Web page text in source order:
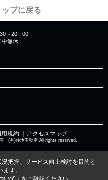
プに戻る
～20：00
中無休
用規約 ｜アクセスマップ
(有)住地不動産 All rights reserved.
把握、サービス向上検討を目的と
す。
いて」 をご確認ください。